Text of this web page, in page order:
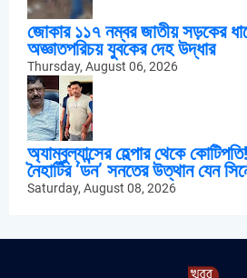
জোকার ১১৭ নম্বর জাতীয় সড়কের
অজ্ঞাতপরিচয় যুবকের দেহ উদ্ধার
Thursday, August 06, 2026
অ্যাম্বুল্যান্সের হেল্পার থেকে
নৈহাটির ‘ডন’ সনতের উত্থান যেন
Saturday, August 08, 2026